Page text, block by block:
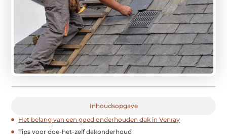
Inhoudsopgave
Het belang van een goed onderhouden dak in Venray
Tips voor doe-het-zelf dakonderhoud